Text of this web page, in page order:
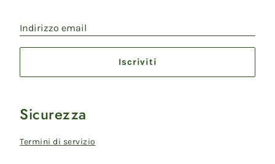
Indirizzo email
Iscriviti
Sicurezza
Termini di servizio